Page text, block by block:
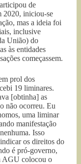
de
2020, iniciou-se
mas a ideia foi
inclusive
União) do
às entidades
começassem.
prol dos
19 liminares.
[obtinha] as
não ocorreu. Eu
uma liminar
manifestação
Isso
os direitos do
é pró-governo,
AGU colocou o